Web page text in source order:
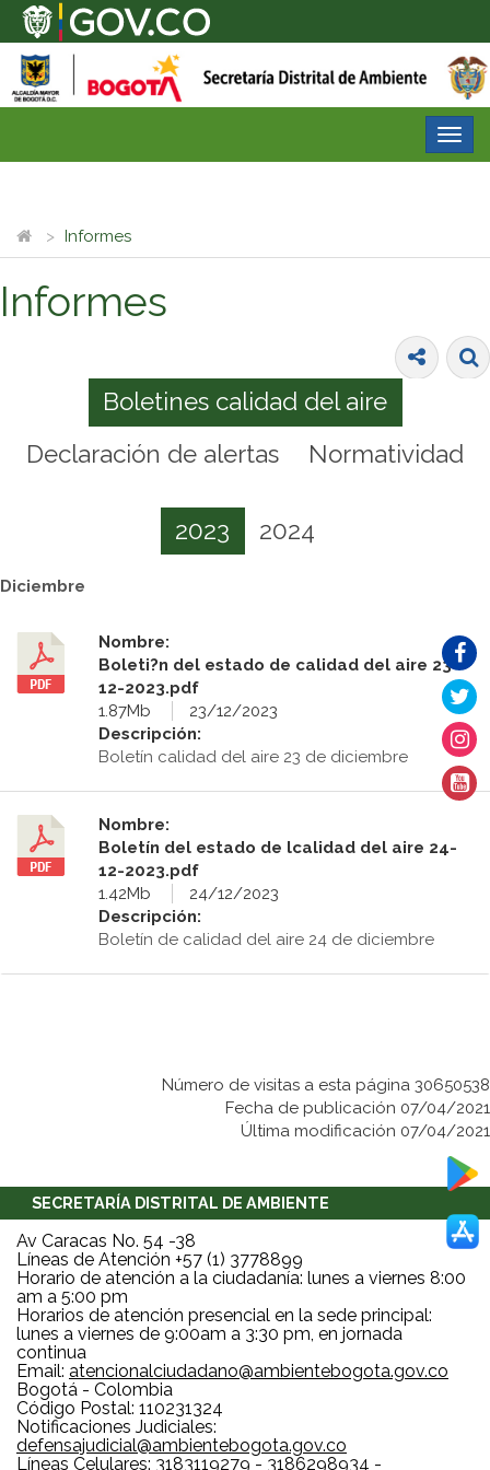
Informes
Informes
Boletines calidad del aire
Declaración de alertas
Normatividad
2023 2024
Diciembre
Nombre:
Boleti?n del estado de calidad del aire 23-
12-2023.pdf
1.87Mb
23/12/2023
Descripción:
Boletín calidad del aire 23 de diciembre
Nombre:
Boletín del estado de lcalidad del aire 24-
12-2023.pdf
1.42Mb
24/12/2023
Descripción:
Boletín de calidad del aire 24 de diciembre
Número de visitas a esta página 30650538
Fecha de publicación 07/04/2021
Última modificación 07/04/2021
SECRETARÍA DISTRITAL DE AMBIENTE
Av Caracas No. 54 -38
Líneas de Atención +57 (1) 3778899
Horario de atención a la ciudadanía: lunes a viernes 8:00
am a 5:00 pm
Horarios de atención presencial en la sede principal:
lunes a viernes de 9:00am a 3:30 pm, en jornada
continua
Email: atencionalciudadano@ambientebogota.gov.co
Bogotá - Colombia
Código Postal: 110231324
Notificaciones Judiciales:
defensajudicial@ambientebogota.gov.co
Líneas Celulares: 3183119279 - 3186298934 -